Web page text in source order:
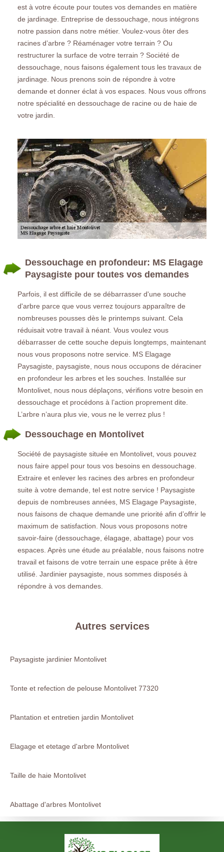
est à votre écoute pour toutes vos demandes en matière
de jardinage. Entreprise de dessouchage, nous intégrons
notre passion dans notre métier. Voulez-vous ôter des
racines d’arbre ? Réaménager votre terrain ? Ou
restructurer la surface de votre terrain ? Société de
dessouchage, nous faisons également tous les travaux de
jardinage. Nous prenons soin de répondre à votre
demande et donner éclat à vos espaces. Nous vous offrons
notre spécialité en dessouchage de racine ou de haie de
votre jardin.
Dessouchage en profondeur: MS Elagage
Paysagiste pour toutes vos demandes
Parfois, il est difficile de se débarrasser d'une souche
d'arbre parce que vous verrez toujours apparaître de
nombreuses pousses dès le printemps suivant. Cela
réduisait votre travail à néant. Vous voulez vous
débarrasser de cette souche depuis longtemps, maintenant
nous vous proposons notre service. MS Elagage
Paysagiste, paysagiste, nous nous occupons de déraciner
en profondeur les arbres et les souches. Installée sur
Montolivet, nous nous déplaçons, vérifions votre besoin en
dessouchage et procédons à l’action proprement dite.
L’arbre n’aura plus vie, vous ne le verrez plus !
Dessouchage en Montolivet
Société de paysagiste située en Montolivet, vous pouvez
nous faire appel pour tous vos besoins en dessouchage.
Extraire et enlever les racines des arbres en profondeur
suite à votre demande, tel est notre service ! Paysagiste
depuis de nombreuses années, MS Elagage Paysagiste,
nous faisons de chaque demande une priorité afin d’offrir le
maximum de satisfaction. Nous vous proposons notre
savoir-faire (dessouchage, élagage, abattage) pour vos
espaces. Après une étude au préalable, nous faisons notre
travail et faisons de votre terrain une espace prête à être
utilisé. Jardinier paysagiste, nous sommes disposés à
répondre à vos demandes.
Autres services
Paysagiste jardinier Montolivet
Tonte et refection de pelouse Montolivet 77320
Plantation et entretien jardin Montolivet
Elagage et etetage d'arbre Montolivet
Taille de haie Montolivet
Abattage d'arbres Montolivet